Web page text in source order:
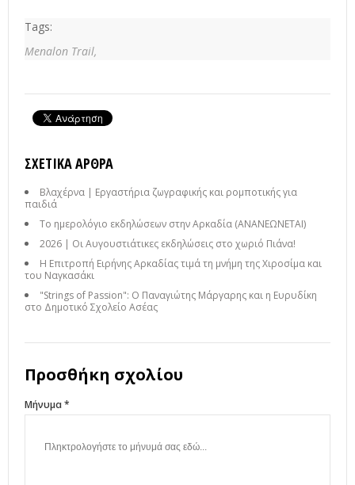
Tags:
Menalon Trail,
ΣΧΕΤΙΚΆ ΆΡΘΡΑ
Βλαχέρνα | Εργαστήρια ζωγραφικής και ρομποτικής για
παιδιά
Το ημερολόγιο εκδηλώσεων στην Αρκαδία (ΑΝΑΝΕΩΝΕΤΑΙ)
2026 | Οι Αυγουστιάτικες εκδηλώσεις στο χωριό Πιάνα!
Η Επιτροπή Ειρήνης Αρκαδίας τιμά τη μνήμη της Χιροσίμα και
του Ναγκασάκι
"Strings of Passion": Ο Παναγιώτης Μάργαρης και η Ευρυδίκη
στο Δημοτικό Σχολείο Ασέας
Προσθήκη σχολίου
Μήνυμα *